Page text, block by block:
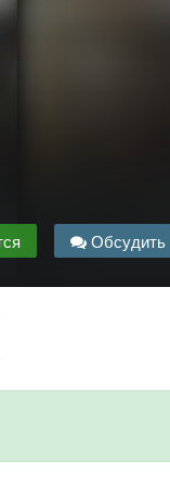
Обсудить